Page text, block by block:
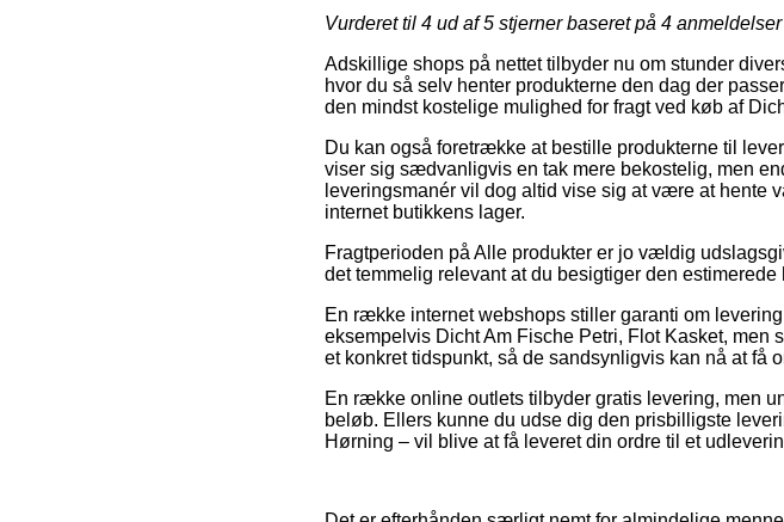
Vurderet til 4 ud af 5 stjerner baseret på 4 anmeldelser
Adskillige shops på nettet tilbyder nu om stunder
hvor du så selv henter produkterne den dag der
den mindst kostelige mulighed for fragt ved køb af
Du kan også foretrække at bestille produkterne til
viser sig sædvanligvis en tak mere bekostelig, men
leveringsmanér vil dog altid vise sig at være at hente
internet butikkens lager.
Fragtperioden på Alle produkter er jo vældig
det temmelig relevant at du besigtiger den
En række internet webshops stiller garanti om
eksempelvis Dicht Am Fische Petri, Flot Kasket, men
et konkret tidspunkt, så de sandsynligvis kan nå at få
En række online outlets tilbyder gratis levering, men
beløb. Ellers kunne du udse dig den prisbilligste
Hørning – vil blive at få leveret din ordre til et